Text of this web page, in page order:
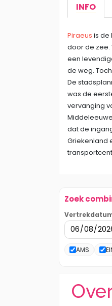
INFO
Piraeus is de
door de zee.
een
de weg.
De
was de
vervanging
dat de
Griekenland
Zoek
AMS